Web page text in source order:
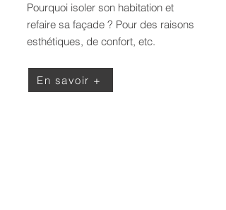
Pourquoi isoler son habitation et
refaire sa façade ? Pour des raisons
esthétiques, de confort, etc.
En savoir +